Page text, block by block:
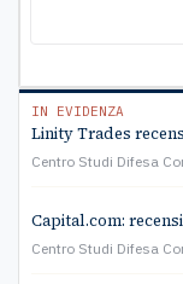
IN EVIDENZA
Linity Trades
Centro Studi Difesa
Capital.com:
Centro Studi Difesa